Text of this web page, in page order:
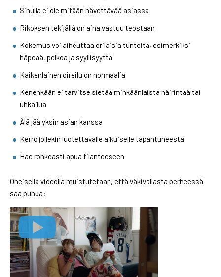
Sinulla ei ole mitään hävettävää asiassa
Rikoksen tekijällä on aina vastuu teostaan
Kokemus voi aiheuttaa erilaisia tunteita, esimerkiksi
häpeää, pelkoa ja syyllisyyttä
Kaikenlainen oireilu on normaalia
Kenenkään ei tarvitse sietää minkäänlaista häirintää tai
uhkailua
Älä jää yksin asian kanssa
Kerro jollekin luotettavalle aikuiselle tapahtuneesta
Hae rohkeasti apua tilanteeseen
Oheisella videolla muistutetaan, että väkivallasta perheessä
saa puhua: